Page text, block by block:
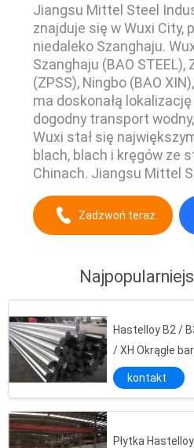
Jiangsu Mittel Steel
znajduje się w Wuxi City,
niedaleko Szanghaju.
Szanghaju (BAO STEEL),
(ZPSS), Ningbo (BAO
ma doskonałą
dogodny transport
Wuxi stał się
blach, blach i kręgów ze
Chinach. Jiangsu Mittel
jeden z największych
producentów
Zadzwoń teraz.
Hastelloy B2 /
/ XH Okrągłe
nierdzewnej
kontakt
Płytka